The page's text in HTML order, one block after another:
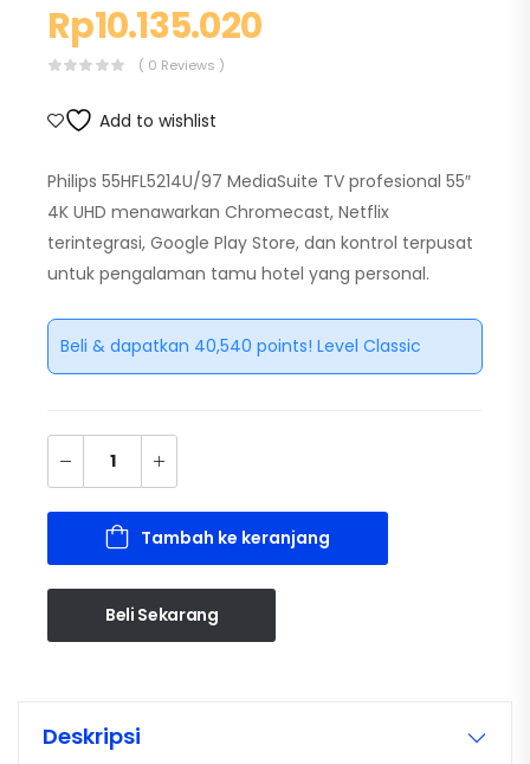
Rp10.135.020
( 0 Reviews )
Add to wishlist
Philips 55HFL5214U/97 MediaSuite TV profesional 55″
4K UHD menawarkan Chromecast, Netflix
terintegrasi, Google Play Store, dan kontrol terpusat
untuk pengalaman tamu hotel yang personal.
Beli & dapatkan 40,540 points! Level Classic
Tambah ke keranjang
Beli Sekarang
Deskripsi